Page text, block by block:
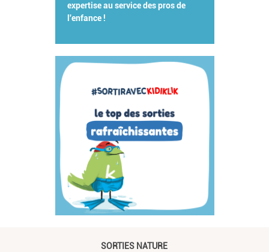
expertise au service des pros de
l'enfance !
SORTIES NATURE